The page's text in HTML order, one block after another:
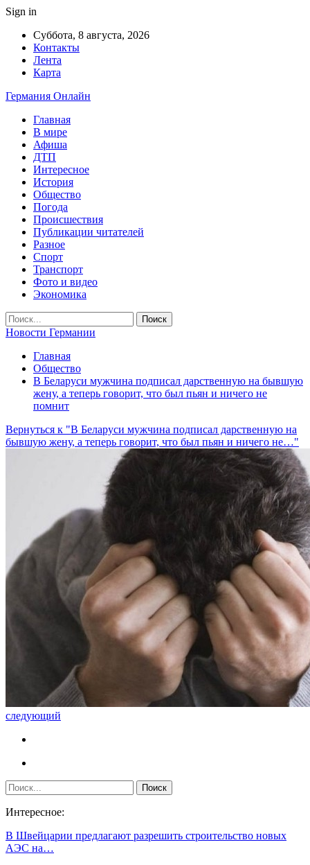
Sign in
Суббота, 8 августа, 2026
Контакты
Лента
Карта
Германия Онлайн
Главная
В мире
Афиша
ДТП
Интересное
История
Общество
Погода
Происшествия
Публикации читателей
Разное
Спорт
Транспорт
Фото и видео
Экономика
Новости Германии
Главная
Общество
В Беларуси мужчина подписал дарственную на бывшую
жену, а теперь говорит, что был пьян и ничего не
помнит
Вернуться к "В Беларуси мужчина подписал дарственную на
бывшую жену, а теперь говорит, что был пьян и ничего не…"
следующий
Интересное:
В Швейцарии предлагают разрешить строительство новых
АЭС на…